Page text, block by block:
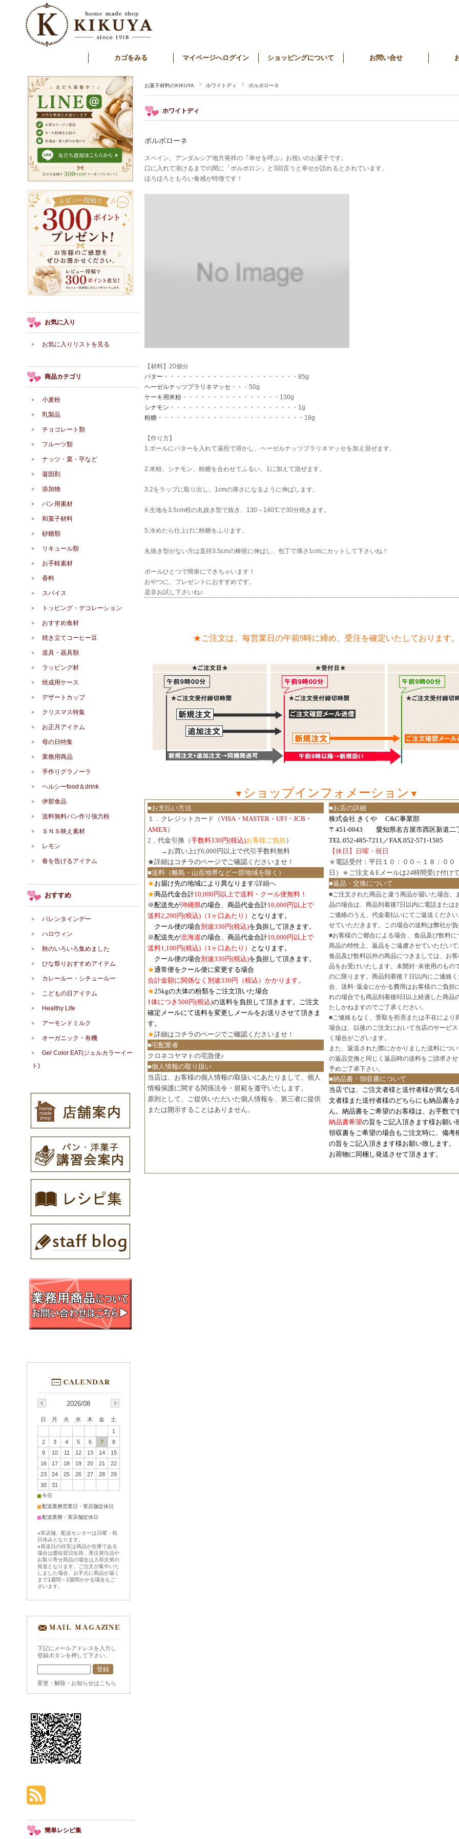
カゴをみる マイページへログイン ショッピングについて お問い合せ
お菓子材料のKIKUYA ホワイトディ ポルボローネ
ホワイトディ
ポルボローネ
スペイン、アンダルシア地方発祥の『幸せを呼ぶ』お祝いのお菓子です。
口に入れて溶けるまでの間に「ポルボロン」と3回言うと幸せが訪れるとされています。
ほろほろともろい食感が特徴です！
【材料】20個分
バター ・・・・・・・・・・・・・・・・・・・・・・85g
ヘーゼルナッツプラリネマッセ ・・・50g
ケーキ用米粉 ・・・・・・・・・・・・・・・・130g
シナモン ・・・・・・・・・・・・・・・・・・・・・1g
粉糖 ・・・・・・・・・・・・・・・・・・・・・・・・18g
【作り方】
1.ボールにバターを入れて湯煎で溶かし、ヘーゼルナッツプラリネマッセを加え混ぜます。
2.米粉、シナモン、粉糖を合わせてふるい、1に加えて混ぜます。
3.2をラップに取り出し、1cmの厚さになるように伸ばします。
4.生地を3.5cm程の丸抜き型で抜き、130～140℃で30分焼きます。
5.冷めたら仕上げに粉糖をふります。
丸抜き型がない方は直径3.5cmの棒状に伸ばし、包丁で厚さ1cmにカットして下さいね！
ボールひとつで簡単にできちゃいます！
おやつに、プレゼントにおすすめです。
是非お試し下さいね♪
★ご注文は、毎営業日の午前9時に締め、受注を確定いたしております。
▼ ショップインフォメーション ▼
■お支払い方法
１．クレジットカード（VISA・MASTER・UFJ・JCB・
AMEX）
2．代金引換（手数料330円(税込)お客様ご負担 ）
→お買い上げ6,000円以上で代引手数料無料
★詳細は コチラのページでご確認 くださいませ！
■送料（離島・山岳地帯など一部地域を除く）
★お届け先の地域により異なります/詳細へ
★商品代金合計10,000円以上で送料・クール便無料！
※配送先が沖縄県の場合、商品代金合計10,000円以上で
送料2,200円(税込)（1ヶ口あたり）
となります。
クール便の場合別途330円(税込)を負担して頂きます。
※配送先が北海道の場合、商品代金合計10,000円以上で
送料1,100円(税込) （1ヶ口あたり）
となります。
クール便の場合別途330円(税込)を負担して頂きます。
★通常便をクール便に変更する場合
合計金額に関係なく別途330円（税込）かかります。
★25kgの大体の粉類をご注文頂いた場合
1体につき500円(税込)の送料を負担して頂きます。ご注文
確定メールにて送料を変更しメールをお送りさせて頂きま
す。
★詳細は コチラのページでご確認 くださいませ！
■宅配業者
クロネコヤマトの宅急便♪
■個人情報の取り扱い
当店は、お客様の個人情報の取扱いにあたりまして、個人
情報保護に関する関係法令・規範を遵守いたします。
原則として、ご提供いただいた個人情報を、第三者に提供
または開示することはありません。
■お店の詳細
株式会社 きくや C&C事業部
〒451-0043 愛知県名古屋市西区新道二
TEL.052-485-7211／FAX.052-571-1505
【休日】日曜・祝日
★電話受付：平日１０：００～１８：００
日） ★ご注文＆Eメールは24時間受け付け
■返品・交換について
■ご注文された商品と違う商品が届いた場合、
品の場合は、商品到着後7日以内に電話または
ご連絡のうえ、代金着払いにてご返送くださ
せていただきます。この場合の送料は弊社が負
■お客様のご都合による場合 、食品及び飲料に
商品の特性上、返品をご遠慮させていただいて
食品及び飲料以外の商品につきましては、お
品をお受けいたします。未開封･未使用のもの
のに限ります。商品到着後７日以内にご連絡
合、送料･返金にかかる費用はお客様のご負担
れの場合でも商品到着後8日以上経過した商品
たしかねますのでご了承ください。
■ご連絡もなく、受取を拒否または不在により
場合は、以後のご注文において当店のサービ
く場合がございます。
また、返送された際にかかりました送料につ
の返品交換と同じく返品時の送料をご請求さ
予めご了承下さい。
■納品書・領収書について
当店では、ご注文者様と送付者様が異なる
文者様また送付者様のどちらにも納品書を
ん。納品書をご希望のお客様は、お手数で
納品書希望の旨をご記入頂きます様お願い
領収書をご希望の場合もご注文時に、備考
の旨をご記入頂きます様お願い致します。
お荷物に同梱し発送させて頂きます。
お気に入り
お気に入りリストを見る
商品カテゴリ
小麦粉
乳製品
チョコレート類
フルーツ類
ナッツ・栗・芋など
凝固剤
添加物
パン用素材
和菓子材料
砂糖類
リキュール類
お手軽素材
香料
スパイス
トッピング・デコレーション
おすすめ食材
焼き立てコーヒー豆
道具・器具類
ラッピング材
焼成用ケース
デザートカップ
クリスマス特集
お正月アイテム
母の日特集
業務用商品
手作りグラノーラ
ヘルシーfood＆drink
伊那食品
送料無料パン作り強力粉
ＳＮＳ映え素材
レモン
春を告げるアイテム
おすすめ
バレンタインデー
ハロウィン
秋のいろいろ集めました
ひな祭りおすすめアイテム
カレールー・シチュールー
こどもの日アイテム
Healthy Life
アーモンドミルク
オーガニック・有機
Gel Color EAT(ジェルカラーイー
ト)
2026/08
日 月 火 水 木 金
土
1
2
3 4 5 6 7
8
9
10 11 12 13 14
15
16
17 18 19 20 21
22
23
24 25 26 27 28
29
30
31
■今日
■配送業務営業日・実店舗定休日
■配送業務・実店舗定休日
★実店舗、配送センターは日曜・祝
日休みとなります。
★発送日の目安は商品が在庫である
場合は最短翌日出荷、受注発注品や
お取り寄せ商品の場合は入荷次第の
発送となります。ご注文が集中いた
しました場合、お手元に商品が届く
まで1週間～2週間かかる場合もご
ざいます。
下記にメールアドレスを入力し
登録ボタンを押して下さい。
変更・解除・お知らせはこちら
簡単レシピ集